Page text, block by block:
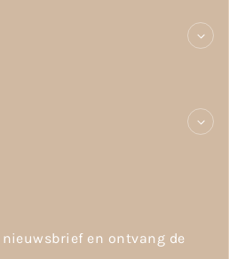
en ontvang de